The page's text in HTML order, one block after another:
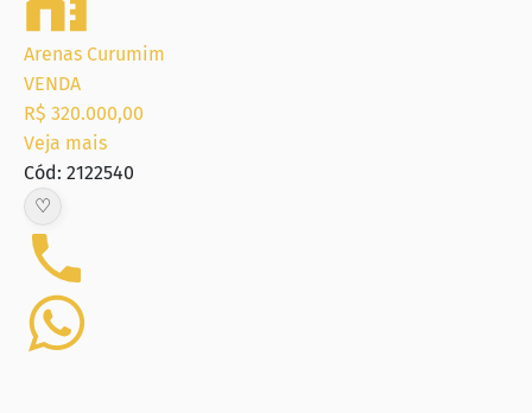
Arenas Curumim
VENDA
R$ 320.000,00
Veja mais
Cód: 2122540
♡